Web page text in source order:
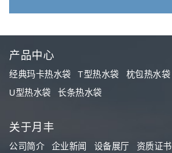
产品中心
经典玛卡热水袋 T型热水袋 枕包热水袋
U型热水袋
长条热水袋
关于月丰
公司简介 企业新闻 设备展厅 资质证书